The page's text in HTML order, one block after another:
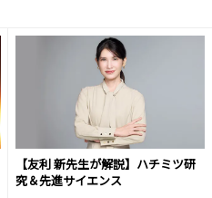
【友利 新先生が解説】ハチミツ研
究＆先進サイエンス